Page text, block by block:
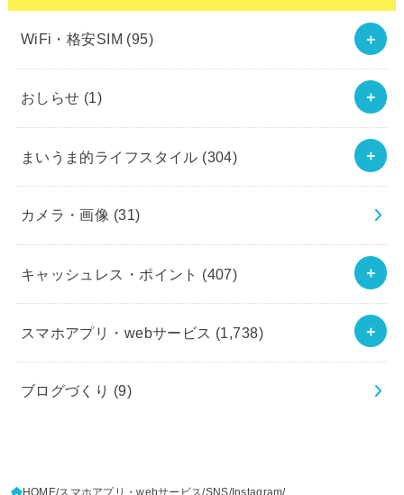
WiFi・格安SIM (95)
おしらせ (1)
まいうま的ライフスタイル (304)
カメラ・画像 (31)
キャッシュレス・ポイント (407)
スマホアプリ・webサービス (1,738)
ブログづくり (9)
HOME スマホアプリ・webサービス SNS Instagram